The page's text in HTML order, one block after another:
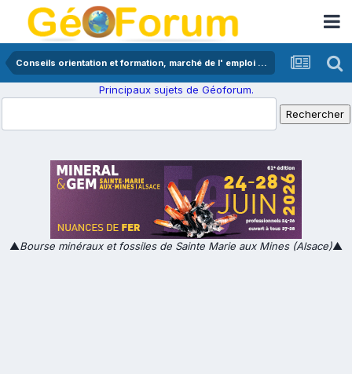
Conseils orientation et formation, marché de l' emploi en géologie
Principaux sujets de Géoforum.
▲Bourse minéraux et fossiles de Sainte Marie aux Mines (Alsace)▲